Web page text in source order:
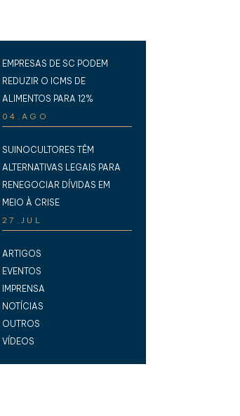
EMPRESAS DE SC PODEM
REDUZIR O ICMS DE
ALIMENTOS PARA 12%
04.AGO
SUINOCULTORES TÊM
ALTERNATIVAS LEGAIS PARA
RENEGOCIAR DÍVIDAS EM
MEIO À CRISE
27.JUL
ARTIGOS
EVENTOS
IMPRENSA
NOTÍCIAS
OUTROS
VÍDEOS